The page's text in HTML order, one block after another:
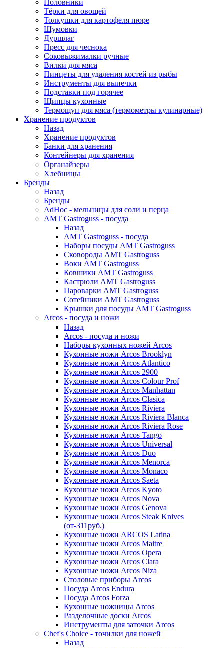
Половники
Тёрки для овощей
Толкушки для картофеля пюре
Шумовки
Дуршлаг
Пресс для чеснока
Соковыжималки ручные
Вилки для мяса
Пинцеты для удаления костей из рыбы
Инструменты для выпечки
Подставки под горячее
Щипцы кухонные
Термощуп для мяса (термометры кулинарные)
Хранение продуктов
Назад
Хранение продуктов
Банки для хранения
Контейнеры для хранения
Органайзеры
Хлебницы
Бренды
Назад
Бренды
AdHoc - мельницы для соли и перца
AMT Gastroguss - посуда
Назад
AMT Gastroguss - посуда
Наборы посуды AMT Gastroguss
Сковороды AMT Gastroguss
Воки AMT Gastroguss
Ковшики AMT Gastroguss
Кастрюли AMT Gastroguss
Пароварки AMT Gastroguss
Сотейники AMT Gastroguss
Крышки для посуды AMT Gastroguss
Arcos - посуда и ножи
Назад
Arcos - посуда и ножи
Наборы кухонных ножей Arcos
Кухонные ножи Arcos Brooklyn
Кухонные ножи Arcos Atlantico
Кухонные ножи Arcos 2900
Кухонные ножи Arcos Colour Prof
Кухонные ножи Arcos Manhattan
Кухонные ножи Arcos Clasica
Кухонные ножи Arcos Riviera
Кухонные ножи Arcos Riviera Blanca
Кухонные ножи Arcos Riviera Rose
Кухонные ножи Arcos Tango
Кухонные ножи Arcos Universal
Кухонные ножи Arcos Duo
Кухонные ножи Arcos Menorca
Кухонные ножи Arcos Monaco
Кухонные ножи Arcos Saeta
Кухонные ножи Arcos Kyoto
Кухонные ножи Arcos Nova
Кухонные ножи Arcos Genova
Кухонные ножи Arcos Steak Knives
(от-311руб.)
Кухонные ножи ARCOS Latina
Кухонные ножи Arcos Maitre
Кухонные ножи Arcos Opera
Кухонные ножи Arcos Clara
Кухонные ножи Arcos Niza
Столовые приборы Arcos
Посуда Arcos Endura
Посуда Arcos Forza
Кухонные ножницы Arcos
Разделочные доски Arcos
Инструменты для заточки Arcos
Chef's Choice - точилки для ножей
Назад